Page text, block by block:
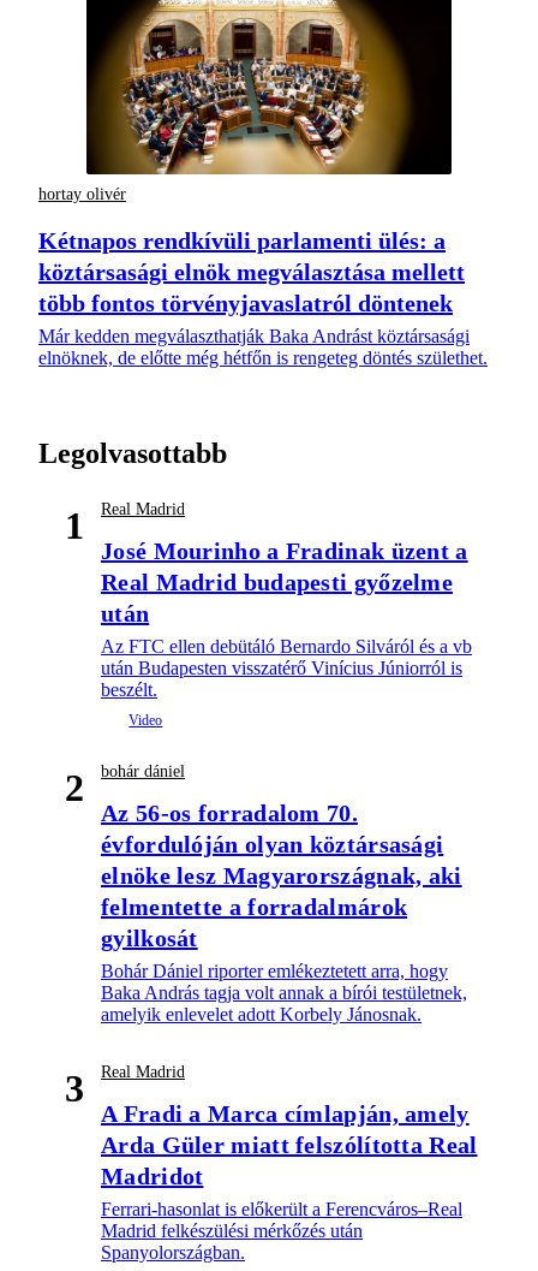
hortay olivér
Kétnapos rendkívüli parlamenti ülés: a
köztársasági elnök megválasztása mellett
több fontos törvényjavaslatról döntenek
Már kedden megválaszthatják Baka Andrást köztársasági
elnöknek, de előtte még hétfőn is rengeteg döntés születhet.
Legolvasottabb
1 Real Madrid
José Mourinho a Fradinak üzent a
Real Madrid budapesti győzelme
után
Az FTC ellen debütáló Bernardo Silváról és a vb
után Budapesten visszatérő Vinícius Júniorról is
beszélt.
2 bohár dániel
Az 56-os forradalom 70.
évfordulóján olyan köztársasági
elnöke lesz Magyarországnak, aki
felmentette a forradalmárok
gyilkosát
Bohár Dániel riporter emlékeztetett arra, hogy
Baka András tagja volt annak a bírói testületnek,
amelyik enlevelet adott Korbely Jánosnak.
3 Real Madrid
A Fradi a Marca címlapján, amely
Arda Güler miatt felszólította Real
Madridot
Ferrari-hasonlat is előkerült a Ferencváros–Real
Madrid felkészülési mérkőzés után
Spanyolországban.